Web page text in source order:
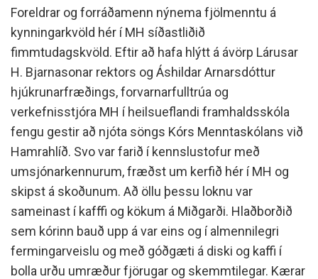
Foreldrar og forráðamenn nýnema fjölmenntu á
kynningarkvöld hér í MH síðastliðið
fimmtudagskvöld. Eftir að hafa hlýtt á ávörp Lárusar
H. Bjarnasonar rektors og Áshildar Arnarsdóttur
hjúkrunarfræðings, forvarnarfulltrúa og
verkefnisstjóra MH í heilsueflandi framhaldsskóla
fengu gestir að njóta söngs Kórs Menntaskólans við
Hamrahlíð. Svo var farið í kennslustofur með
umsjónarkennurum, fræðst um kerfið hér í MH og
skipst á skoðunum. Að öllu þessu loknu var
sameinast í kafffi og kökum á Miðgarði. Hlaðborðið
sem kórinn bauð upp á var eins og í almennilegri
fermingarveislu og með góðgæti á diski og kaffi í
bolla urðu umræður fjörugar og skemmtilegar. Kærar